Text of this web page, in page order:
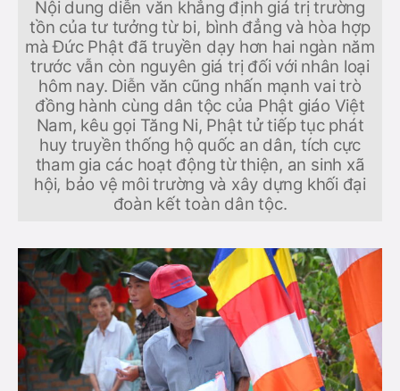
Nội dung diễn văn khẳng định giá trị trường
tồn của tư tưởng từ bi, bình đẳng và hòa hợp
mà Đức Phật đã truyền dạy hơn hai ngàn năm
trước vẫn còn nguyên giá trị đối với nhân loại
hôm nay. Diễn văn cũng nhấn mạnh vai trò
đồng hành cùng dân tộc của Phật giáo Việt
Nam, kêu gọi Tăng Ni, Phật tử tiếp tục phát
huy truyền thống hộ quốc an dân, tích cực
tham gia các hoạt động từ thiện, an sinh xã
hội, bảo vệ môi trường và xây dựng khối đại
đoàn kết toàn dân tộc.